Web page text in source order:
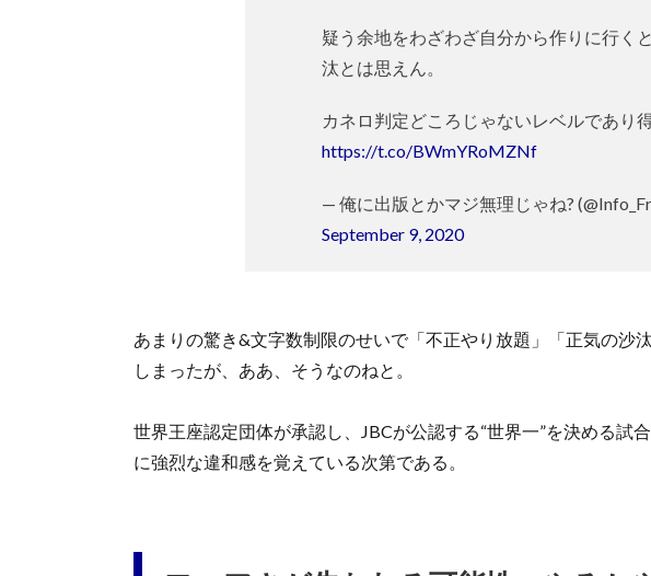
疑う余地をわざわざ自分から作りに行く
汰とは思えん。
カネロ判定どころじゃないレベルであり得
https://t.co/BWmYRoMZNf
— 俺に出版とかマジ無理じゃね?
September 9, 2020
あまりの驚き&文字数制限のせいで「不正やり放題」「正気の沙
しまったが、ああ、そうなのねと。
世界王座認定団体が承認し、JBCが公認する“世界一”を決める試
に強烈な違和感を覚えている次第である。